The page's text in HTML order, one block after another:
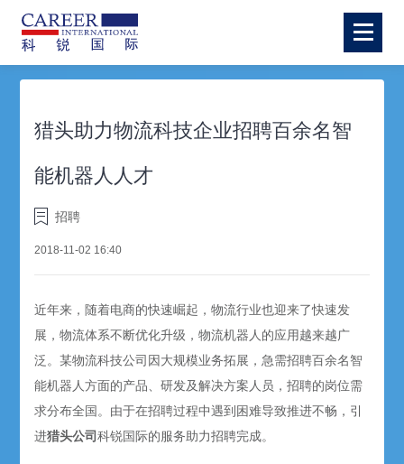
猎头助力物流科技企业招聘百余名智
能机器人人才
招聘
2018-11-02 16:40
近年来，随着电商的快速崛起，物流行业也迎来了快速发
展，物流体系不断优化升级，物流机器人的应用越来越广
泛。某物流科技公司因大规模业务拓展，急需招聘百余名智
能机器人方面的产品、研发及解决方案人员，招聘的岗位需
求分布全国。由于在招聘过程中遇到困难导致推进不畅，引
进猎头公司科锐国际的服务助力招聘完成。